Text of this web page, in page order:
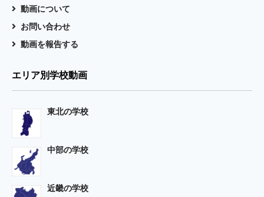
動画について
お問い合わせ
動画を報告する
エリア別学校動画
東北の学校
中部の学校
近畿の学校